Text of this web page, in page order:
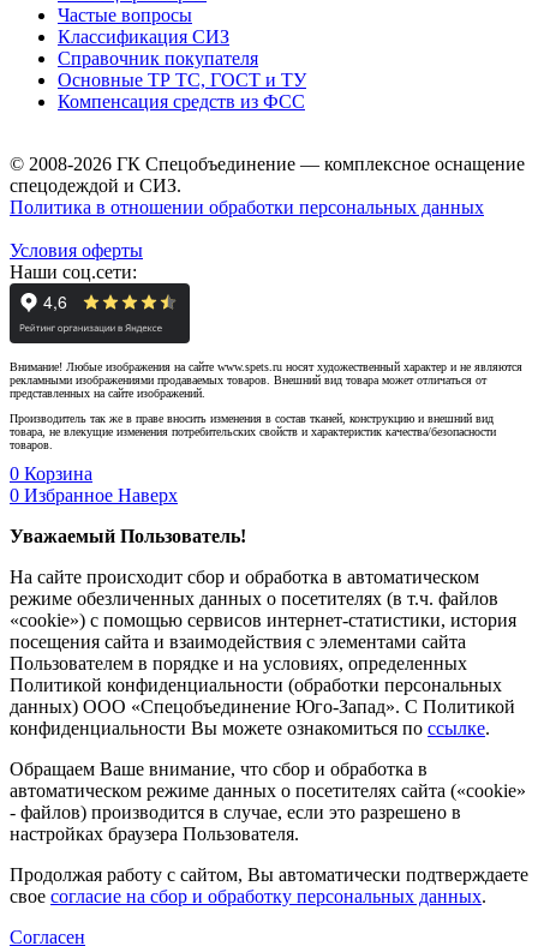
Частые вопросы
Классификация СИЗ
Справочник покупателя
Основные ТР ТС, ГОСТ и ТУ
Компенсация средств из ФСС
© 2008-2026 ГК Спецобъединение — комплексное оснащение
спецодеждой и СИЗ.
Политика в отношении обработки персональных данных
Условия оферты
Наши соц.сети:
Внимание! Любые изображения на сайте www.spets.ru носят художественный характер и не являются
рекламными изображениями продаваемых товаров. Внешний вид товара может отличаться от
представленных на сайте изображений.
Производитель так же в праве вносить изменения в состав тканей, конструкцию и внешний вид
товара, не влекущие изменения потребительских свойств и характеристик качества/безопасности
товаров.
0 Корзина
0 Избранное Наверх
Уважаемый Пользователь!
На сайте происходит сбор и обработка в автоматическом
режиме обезличенных данных о посетителях (в т.ч. файлов
«cookie») с помощью сервисов интернет-статистики, история
посещения сайта и взаимодействия с элементами сайта
Пользователем в порядке и на условиях, определенных
Политикой конфиденциальности (обработки персональных
данных) ООО «Спецобъединение Юго-Запад». С Политикой
конфиденциальности Вы можете ознакомиться по ссылке.
Обращаем Ваше внимание, что сбор и обработка в
автоматическом режиме данных о посетителях сайта («cookie»
- файлов) производится в случае, если это разрешено в
настройках браузера Пользователя.
Продолжая работу с сайтом, Вы автоматически подтверждаете
свое согласие на сбор и обработку персональных данных.
Согласен